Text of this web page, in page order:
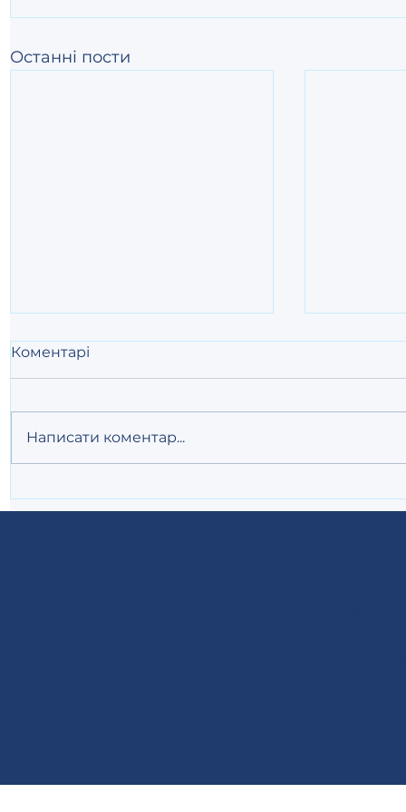
Останні пости
KB904 вже в Україні
Коментарі
Написати коментар...